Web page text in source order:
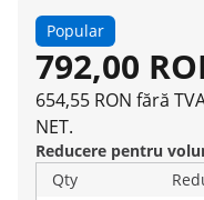
Popular
792,00
654,55 RON fără
NET.
Reducere pentru
Qty